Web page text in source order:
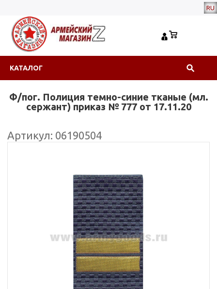
RU
КАТАЛОГ
Ф/пог. Полиция темно-синие тканые (мл.
сержант) приказ № 777 от 17.11.20
Артикул: 06190504